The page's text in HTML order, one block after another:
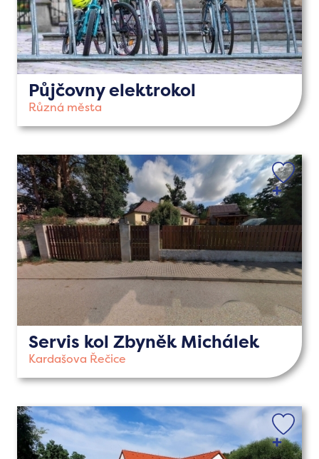
Půjčovny elektrokol
Různá města
Servis kol Zbyněk Michálek
Kardašova Řečice